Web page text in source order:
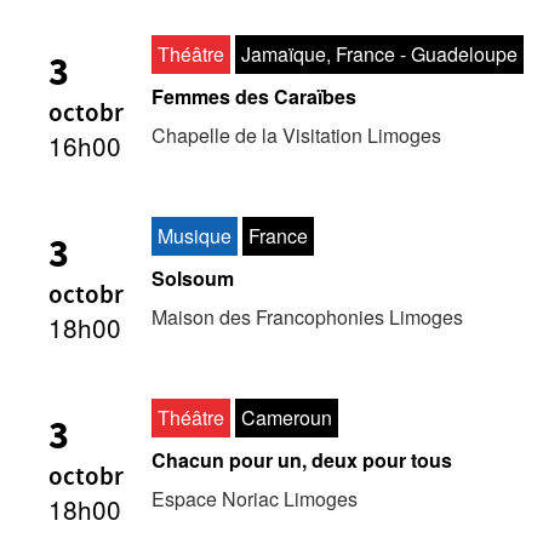
3
octobr
16h00
Théâtre
Jamaïque, France - Guadeloupe
Femmes des Caraïbes
Chapelle de la Visitation Limoges
3
octobr
18h00
Musique
France
Solsoum
Maison des Francophonies Limoges
3
octobr
18h00
Théâtre
Cameroun
Chacun pour un, deux pour tous
Espace Noriac Limoges